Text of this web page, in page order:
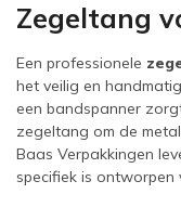
Zegeltang
Een professionele
het veilig en
een bandspanner
zegeltang om de
Baas Verpakkingen
specifiek is ontworpen